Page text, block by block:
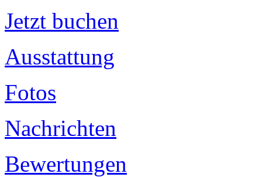
Jetzt buchen
Ausstattung
Fotos
Nachrichten
Bewertungen